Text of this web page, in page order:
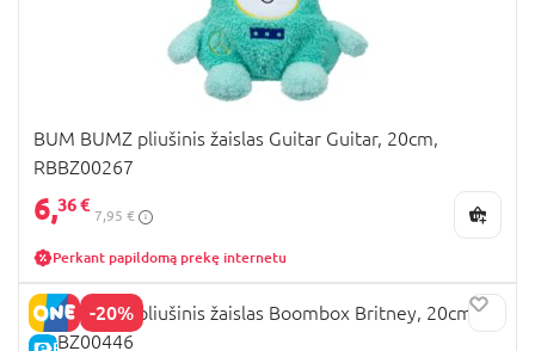
BUM BUMZ pliušinis žaislas Guitar Guitar, 20cm,
RBBZ00267
6,36 €
7,95 €
Perkant papildomą prekę internetu
-20%
BUM BUMZ pliušinis žaislas Boombox Britney, 20cm,
RBBZ00446